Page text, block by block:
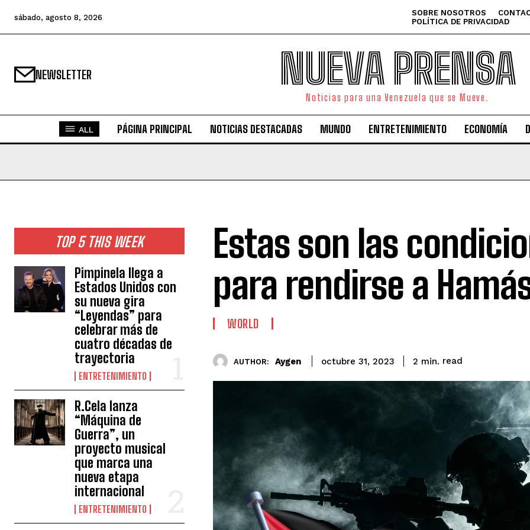
sábado, agosto 8, 2026 SOBRE NOSOTROS
POLÍTICA DE PRIVACIDAD
NEWSLETTER NUEVA PRENSA
Noticias para una Venezuela que se Mueve.
ALL PÁGINA PRINCIPAL NOTICIAS DESTACADAS MUNDO ENTRETENIMIENTO ECONOMÍA
TOP 5 THIS WEEK
Pimpinela llega a
Estados Unidos con
su nueva gira
“Leyendas” para
celebrar más de
cuatro décadas de
trayectoria
ENTRETENIMIENTO
R.Cela lanza
“Máquina de
Guerra”, un
proyecto musical
que marca una
nueva etapa
internacional
ENTRETENIMIENTO
Estas son las
para rendirse a
WORLD
AUTHOR: Aygen octubre 31, 2023 2 min. read